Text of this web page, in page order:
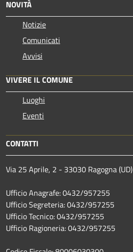
NOVITÀ
Notizie
Comunicati
Avvisi
VIVERE IL COMUNE
Luoghi
Eventi
CONTATTI
Via 25 Aprile, 2 - 33030 Ragogna (UD)
Ufficio Anagrafe: 0432/957255
Ufficio Segreteria: 0432/957255
Ufficio Tecnico: 0432/957255
Ufficio Ragioneria: 0432/957255